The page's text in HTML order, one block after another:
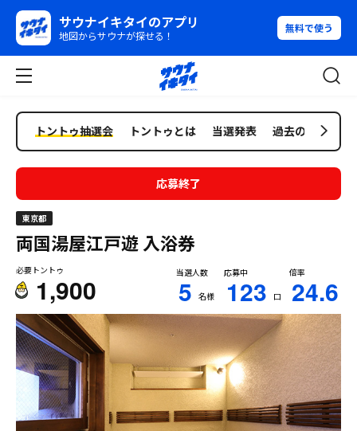
サウナイキタイのアプリ
地図からサウナが探せる！
無料で使う
トントゥ抽選会 トントゥとは 当選発表 過去の抽選会
応募終了
東京都
両国湯屋江戸遊 入浴券
必要トントゥ
1,900
当選人数
5 名様
応募中
123 口
倍率
24.6